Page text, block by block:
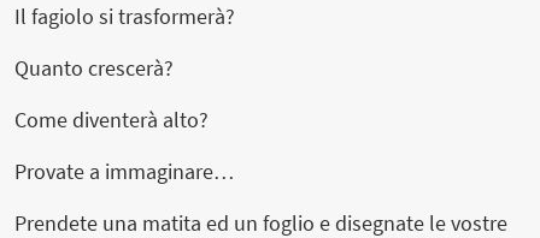
Il fagiolo si trasformerà?
Quanto crescerà?
Come diventerà alto?
Provate a immaginare…
Prendete una matita ed un foglio e disegnate le vostre